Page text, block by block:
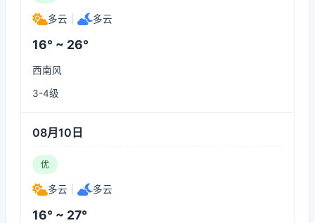
多云 多云
16° ~ 26°
西南风
3-4级
08月10日
优
多云 多云
16° ~ 27°